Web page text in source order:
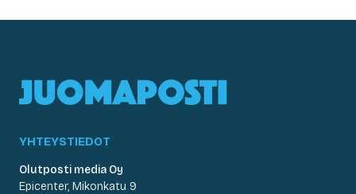
YHTEYSTIEDOT
Olutposti media Oy
Epicenter, Mikonkatu 9